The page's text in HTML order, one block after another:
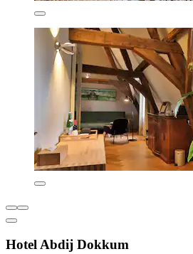
Hotel Abdij Dokkum